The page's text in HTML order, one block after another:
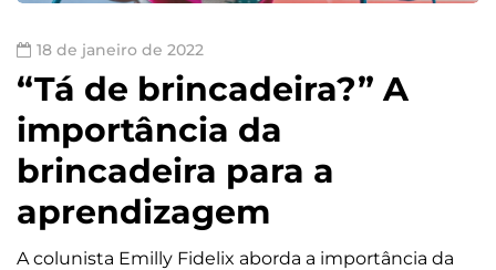
18 de janeiro de 2022
“Tá de brincadeira?” A
importância da
brincadeira para a
aprendizagem
A colunista Emilly Fidelix aborda a importância da